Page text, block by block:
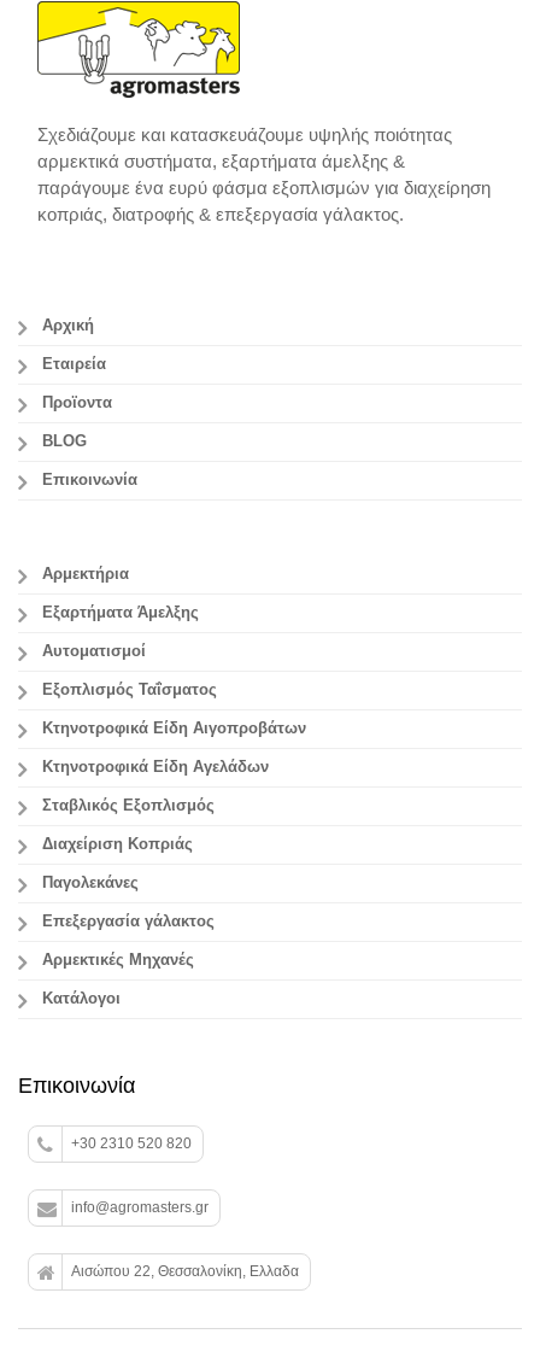
Σχεδιάζουμε και κατασκευάζουμε υψηλής ποιότητας
αρμεκτικά συστήματα, εξαρτήματα άμελξης &
παράγουμε ένα ευρύ φάσμα εξοπλισμών για διαχείρηση
κοπριάς, διατροφής & επεξεργασία γάλακτος.
Αρχική
Εταιρεία
Προϊοντα
BLOG
Επικοινωνία
Αρμεκτήρια
Εξαρτήματα Άμελξης
Αυτοματισμοί
Εξοπλισμός Ταΐσματος
Κτηνοτροφικά Είδη Αιγοπροβάτων
Κτηνοτροφικά Είδη Αγελάδων
Σταβλικός Εξοπλισμός
Διαχείριση Κοπριάς
Παγολεκάνες
Επεξεργασία γάλακτος
Aρμεκτικές Μηχανές
Κατάλογοι
Επικοινωνία
+30 2310 520 820
info@agromasters.gr
Αισώπου 22, Θεσσαλονίκη, Ελλαδα